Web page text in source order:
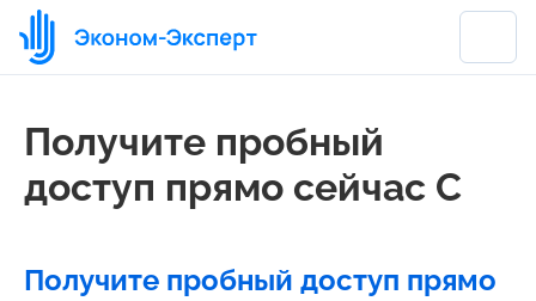
Получите пробный
доступ прямо сейчас С
Получите пробный доступ прямо